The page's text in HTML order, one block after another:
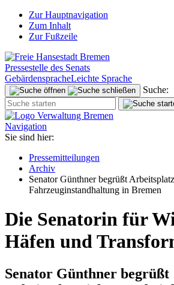
Zur Hauptnavigation
Zum Inhalt
Zur Fußzeile
Pressestelle des Senats
GebärdenspracheLeichte Sprache
Suche:
Navigation
Sie sind hier:
Pressemitteilungen
Archiv
Senator Günthner begrüßt
Fahrzeuginstandhaltung in Bremen
Die Senatorin für
Häfen und
Senator Günthner begrüßt